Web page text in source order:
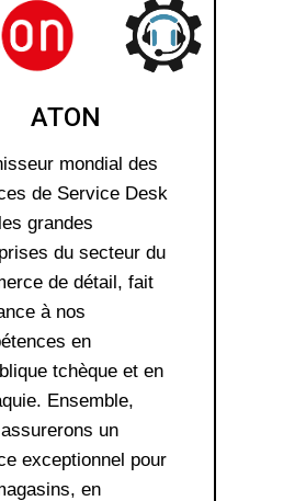
ATON
mondial des
de Service Desk
grandes
du secteur du
de détail, fait
à nos
en
tchèque et en
Ensemble,
un
exceptionnel pour
en